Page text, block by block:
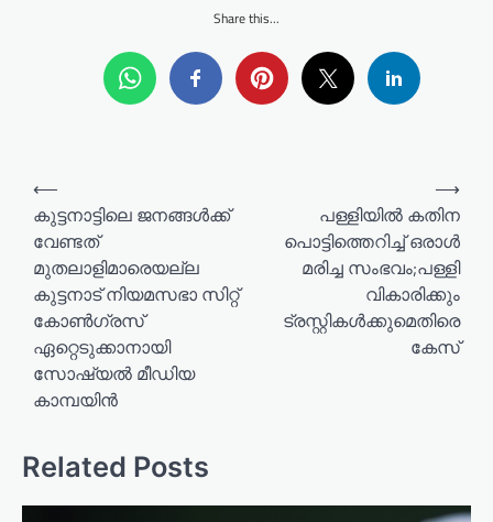
Share this...
g
a
⟵
കുട്ടനാട്ടിലെ ജനങ്ങൾക്ക്
വേണ്ടത്
മുതലാളിമാരെയല്ല
കുട്ടനാട് നിയമസഭാ സിറ്റ്
കോൺഗ്രസ്‌
ഏറ്റെടുക്കാനായി
സോഷ്യൽ മീഡിയ
കാമ്പയിൻ
പള്ളിയിൽ കതിന
പൊട്ടിത്തെറിച്ച് ഒരാൾ
മരിച്ച സംഭവം;പള്ളി
വികാരിക്കും
ട്രസ്റ്റികൾക്കുമെതിരെ
കേസ്
⟶
Related Posts